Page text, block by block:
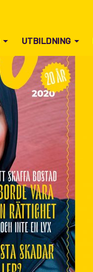
UTBILDNING